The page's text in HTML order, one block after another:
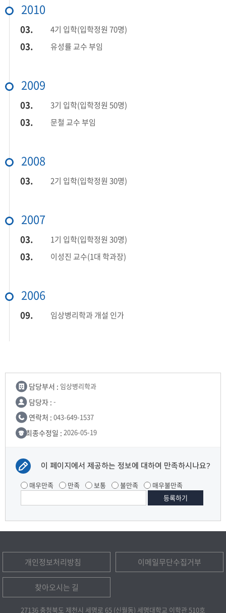
2010
03. 4기 입학(입학정원 70명)
03. 유성률 교수 부임
2009
03. 3기 입학(입학정원 50명)
03. 문철 교수 부임
2008
03. 2기 입학(입학정원 30명)
2007
03. 1기 입학(입학정원 30명)
03. 이성진 교수(1대 학과장)
2006
09. 임상병리학과 개설 인가
담당부서 : 임상병리학과
담당자 : -
연락처 : 043-649-1537
최종수정일 : 2026-05-19
이 페이지에서 제공하는 정보에 대하여 만족하시나요?
매우만족 만족 보통 불만족 매우불만족
개인정보처리방침 이메일무단수집거부
찾아오시는 길
27136 충청북도 제천시 세명로 65 (신월동) 세명대학교 이학관 510호